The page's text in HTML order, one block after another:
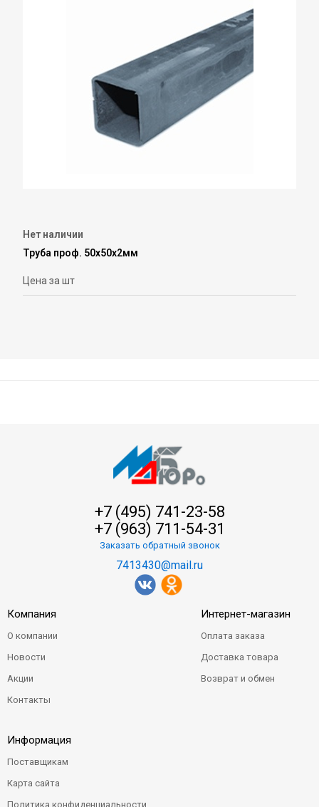
Нет наличии
Труба проф. 50х50х2мм
Цена за шт
+7 (495) 741-23-58
+7 (963) 711-54-31
Заказать обратный звонок
7413430@mail.ru
Компания
О компании
Новости
Акции
Контакты
Интернет-магазин
Оплата заказа
Доставка товара
Возврат и обмен
Информация
Поставщикам
Карта сайта
Политика конфиденциальности